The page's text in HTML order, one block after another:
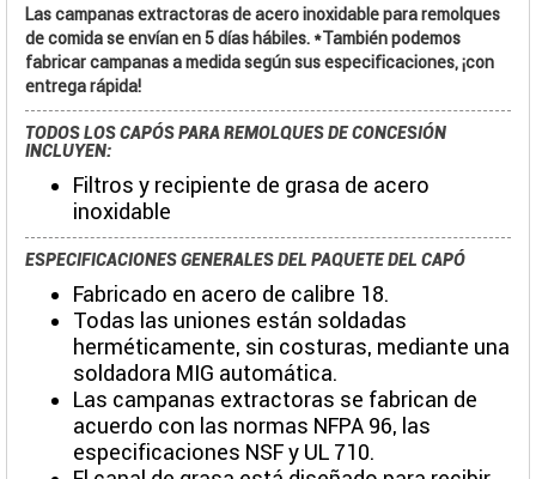
Las campanas extractoras de acero inoxidable para remolques
de comida se envían en 5 días hábiles. *También podemos
fabricar campanas a medida según sus especificaciones, ¡con
entrega rápida!
TODOS LOS CAPÓS PARA REMOLQUES DE CONCESIÓN
INCLUYEN:
Filtros y recipiente de grasa de acero
inoxidable
ESPECIFICACIONES GENERALES DEL PAQUETE DEL CAPÓ
Fabricado en acero de calibre 18.
Todas las uniones están soldadas
herméticamente, sin costuras, mediante una
soldadora MIG automática.
Las campanas extractoras se fabrican de
acuerdo con las normas NFPA 96, las
especificaciones NSF y UL 710.